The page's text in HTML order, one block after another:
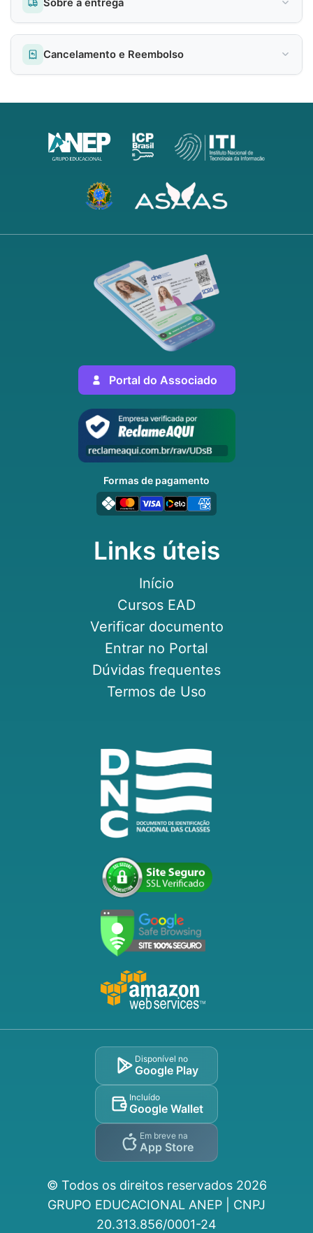
Cancelamento e Reembolso
Links úteis
Início
Cursos EAD
Verificar documento
Entrar no Portal
Dúvidas frequentes
Termos de Uso
Portal do Associado
Formas de pagamento
Disponível no
Google Play
Incluído
Google Wallet
Em breve na
App Store
© Todos os direitos reservados 2026
GRUPO EDUCACIONAL ANEP | CNPJ
20.313.856/0001-24